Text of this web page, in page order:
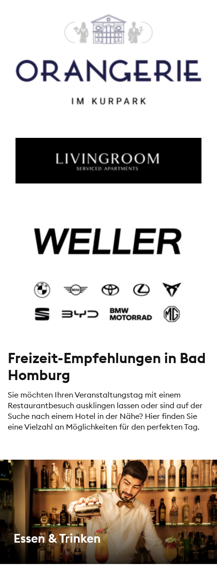
Freizeit-Empfehlungen in Bad
Homburg
Sie möchten Ihren Veranstaltungstag mit einem
Restaurantbesuch ausklingen lassen oder sind auf der
Suche nach einem Hotel in der Nähe? Hier finden Sie
eine Vielzahl an Möglichkeiten für den perfekten Tag.
Essen & Trinken